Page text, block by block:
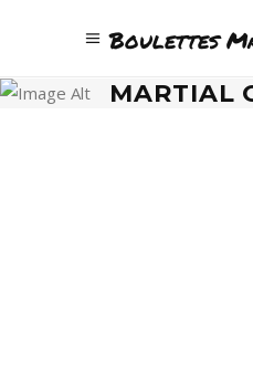
Boulettes
MARTIAL